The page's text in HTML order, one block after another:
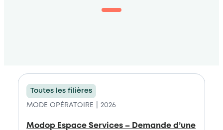
Toutes les filières
MODE OPÉRATOIRE 2026
Modop Espace Services – Demande d’une